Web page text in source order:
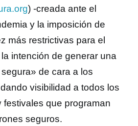
) -creada ante el
y la imposición de
más restrictivas para el
intención de generar una
de cara a los
visibilidad a todos los
festivales que programan
seguros.